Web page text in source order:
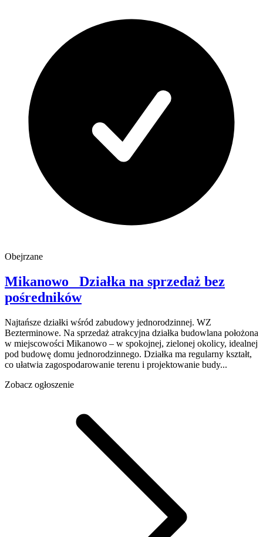
Obejrzane
Mikanowo Działka na sprzedaż bez
pośredników
Najtańsze działki wśród zabudowy jednorodzinnej. WZ
Bezterminowe. Na sprzedaż atrakcyjna działka budowlana położona
w miejscowości Mikanowo – w spokojnej, zielonej okolicy, idealnej
pod budowę domu jednorodzinnego. Działka ma regularny kształt,
co ułatwia zagospodarowanie terenu i projektowanie budy...
Zobacz ogłoszenie